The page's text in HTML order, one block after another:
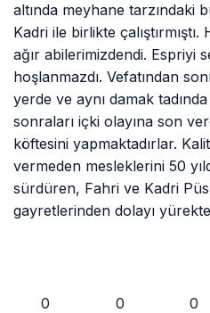
altında meyhane tarzındaki
Kadri ile birlikte
ağır abilerimizdendi. Espriyi
hoşlanmazdı. Vefatından
yerde ve aynı damak
sonraları içki olayına son
köftesini yapmaktadırlar.
vermeden mesleklerini 50
sürdüren, Fahri ve Kadri
gayretlerinden dolayı
0 0 0